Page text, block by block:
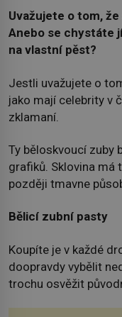
Uvažujete o tom,
Anebo se chystáte
na vlastní pěst?
Jestli uvažujete o
jako mají celebrity v
zklamaní.
Ty běloskvoucí zuby
grafiků. Sklovina má
později tmavne
Bělicí zubní pasty
Koupíte je v každé
doopravdy vybělit
trochu osvěžit